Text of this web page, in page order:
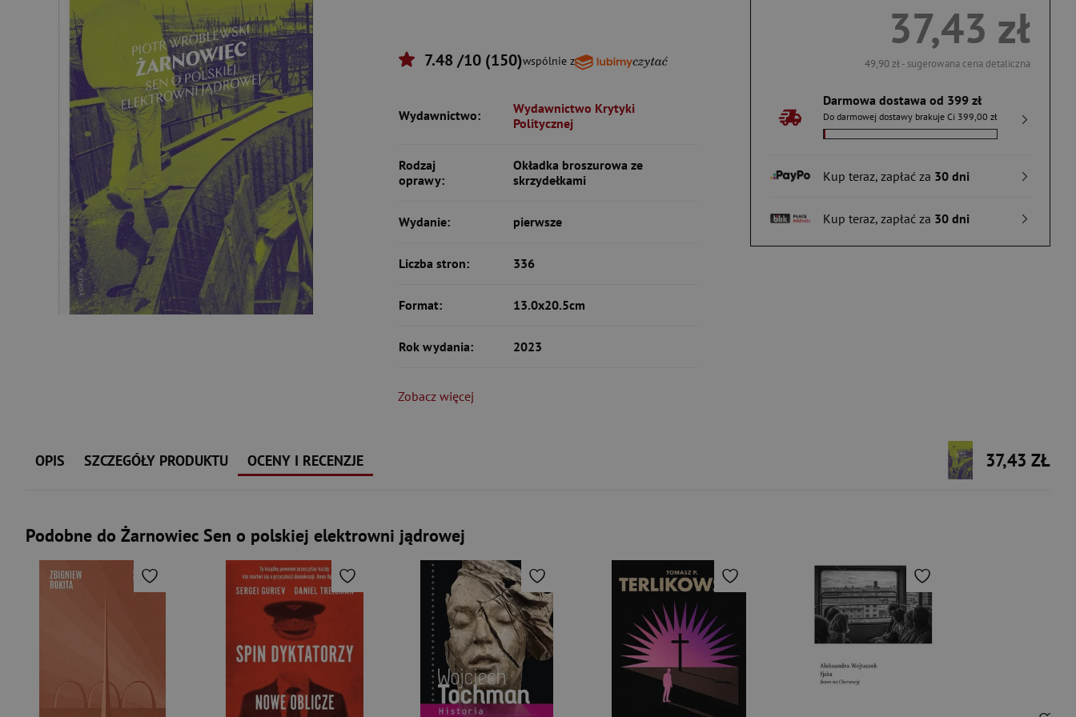
37,43 zł
49,90 zł- sugerowana cena detaliczna
Darmowa dostawa od 399 zł
Do darmowej dostawy brakuje Ci 399,00 zł
Kup teraz, zapłać za 30 dni
Kup teraz, zapłać za 30 dni
7.48 /10 (150)wspólnie z
Wydawnictwo:
Wydawnictwo Krytyki
Politycznej
Rodzaj
oprawy:
Okładka broszurowa ze
skrzydełkami
Wydanie: pierwsze
Liczba stron: 336
Format: 13.0x20.5cm
Rok wydania: 2023
Zobacz więcej
OPIS SZCZEGÓŁY PRODUKTU OCENY I RECENZJE 37,43 ZŁ
Podobne do Żarnowiec Sen o polskiej elektrowni jądrowej